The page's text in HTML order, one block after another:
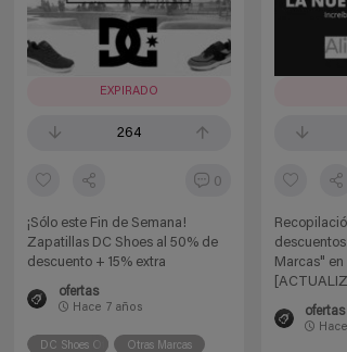
EXPIRADO
264
0
¡Sólo este Fin de Semana!
Zapatillas DC Shoes al 50% de
descuento + 15% extra
ofertas
Hace 7 años
DC Shoes Oficial Otras Marcas
Marcas"
ofertas
Hace